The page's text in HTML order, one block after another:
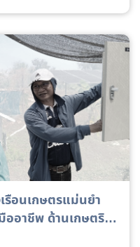
รือนเกษตรแม่นยำ
ออาชีพ ด้านเกษตริ